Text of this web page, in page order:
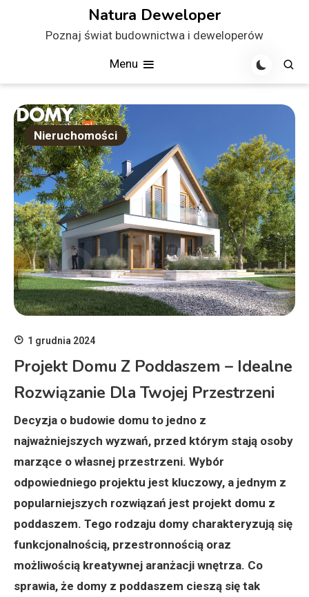
Natura Deweloper
Poznaj świat budownictwa i deweloperów
Menu
Nieruchomości
1 grudnia 2024
Projekt Domu Z Poddaszem – Idealne
Rozwiązanie Dla Twojej Przestrzeni
Decyzja o budowie domu to jedno z
najważniejszych wyzwań, przed którym stają osoby
marzące o własnej przestrzeni. Wybór
odpowiedniego projektu jest kluczowy, a jednym z
popularniejszych rozwiązań jest projekt domu z
poddaszem. Tego rodzaju domy charakteryzują się
funkcjonalnością, przestronnością oraz
możliwością kreatywnej aranżacji wnętrza. Co
sprawia, że domy z poddaszem cieszą się tak